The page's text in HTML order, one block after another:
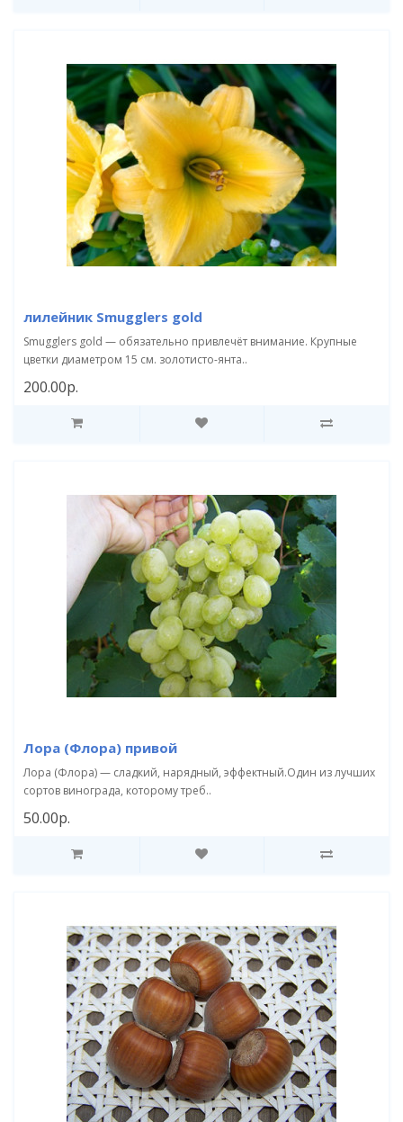
лилейник Smugglers gold
Smugglers gold — обязательно привлечёт внимание. Крупные
цветки диаметром 15 см. золотисто-янта..
200.00р.
Лора (Флора) привой
Лора (Флора) — сладкий, нарядный, эффектный.Один из лучших
сортов винограда, которому треб..
50.00р.